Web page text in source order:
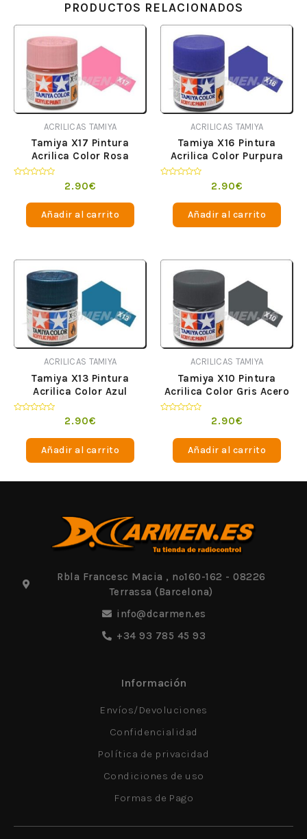
PRODUCTOS RELACIONADOS
ACRILICAS TAMIYA
Tamiya X17 Pintura
Acrilica Color Rosa
2.90€
Añadir al carrito
ACRILICAS TAMIYA
Tamiya X16 Pintura
Acrilica Color Purpura
2.90€
Añadir al carrito
ACRILICAS TAMIYA
Tamiya X13 Pintura
Acrilica Color Azul
Metalizado
2.90€
Añadir al carrito
ACRILICAS TAMIYA
Tamiya X10 Pintura
Acrilica Color Gris Acero
2.90€
Añadir al carrito
Rbla Francesc Macia , nº160-162 - 08226
Terrassa (Barcelona)
info@dcarmen.es
+34 93 785 45 93
Información
Envíos/Devoluciones
Confidencialidad
Política de privacidad
Condiciones de uso
Formas de Pago